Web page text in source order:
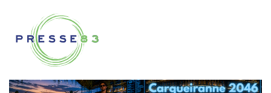
contenu
Presse 83